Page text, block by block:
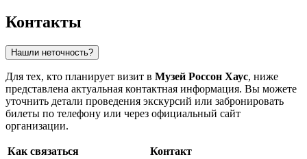
Контакты
Нашли неточность?
Для тех, кто планирует визит в Музей Россон Хаус, ниже
представлена актуальная контактная информация. Вы можете
уточнить детали проведения экскурсий или забронировать
билеты по телефону или через официальный сайт
организации.
Как связаться
Контакт